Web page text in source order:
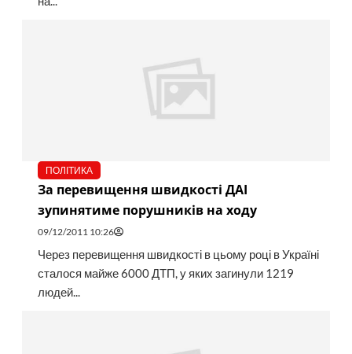
ПОЛІТИКА
За перевищення швидкості ДАІ
зупинятиме порушників на ходу
09/12/2011 10:26
Через перевищення швидкості в цьому році в Україні
сталося майже 6000 ДТП, у яких загинули 1219
людей...